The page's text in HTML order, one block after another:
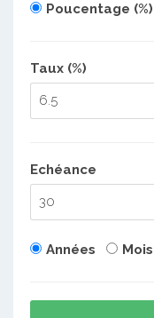
Poucentage (%)
Taux (%)
Echéance
Années Mois